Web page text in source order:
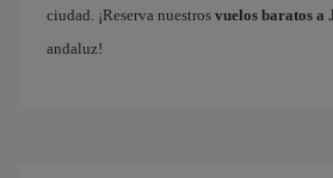
ciudad. ¡Reserva nuestros vuelos baratos a
andaluz!